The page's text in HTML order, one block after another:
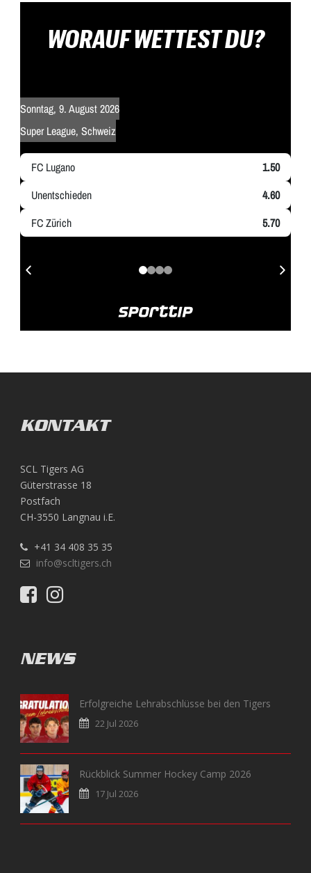
KONTAKT
SCL Tigers AG
Güterstrasse 18
Postfach
CH-3550 Langnau i.E.
+41 34 408 35 35
info@scltigers.ch
NEWS
Erfolgreiche Lehrabschlüsse bei den Tigers
22 Jul 2026
Rückblick Summer Hockey Camp 2026
17 Jul 2026